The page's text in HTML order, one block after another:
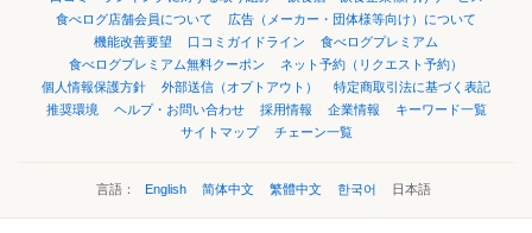
食べログ店舗会員について
広告（メーカー・団体様等向け）について
機能改善要望
口コミガイドライン
食べログプレミアム
食べログプレミアム無料クーポン
ネット予約（リクエスト予約）
個人情報保護方針
外部送信（オプトアウト）
特定商取引法に基づく表記
推奨環境
ヘルプ・お問い合わせ 採用情報 企業情報
キーワード一覧
サイトマップ
チェーン一覧
言語： English 简体中文 繁體中文 한국어 日本語